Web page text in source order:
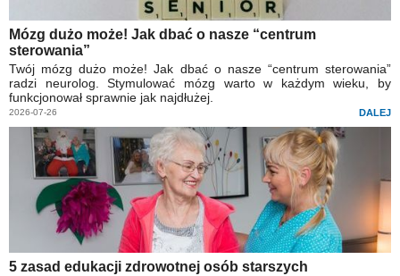
Mózg dużo może! Jak dbać o nasze “centrum
sterowania”
Twój mózg dużo może! Jak dbać o nasze “centrum sterowania”
radzi neurolog. Stymulować mózg warto w każdym wieku, by
funkcjonował sprawnie jak najdłużej.
2026-07-26 DALEJ
5 zasad edukacji zdrowotnej osób starszych